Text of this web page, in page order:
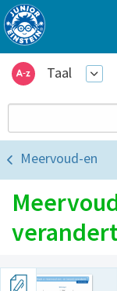
Taal
Meervoud-en